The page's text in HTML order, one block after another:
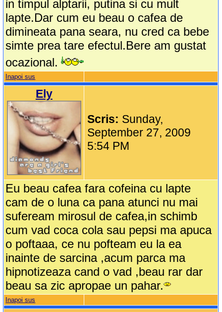
in timpul alptarii, putina si cu mult
lapte.Dar cum eu beau o cafea de
dimineata pana seara, nu cred ca bebe
simte prea tare efectul.Bere am gustat
ocazional.
Inapoi sus
Ely
Scris: Sunday,
September 27, 2009
5:54 PM
Eu beau cafea fara cofeina cu lapte
cam de o luna ca pana atunci nu mai
sufeream mirosul de cafea,in schimb
cum vad coca cola sau pepsi ma apuca
o poftaaa, ce nu pofteam eu la ea
inainte de sarcina ,acum parca ma
hipnotizeaza cand o vad ,beau rar dar
beau sa zic apropae un pahar.
Inapoi sus